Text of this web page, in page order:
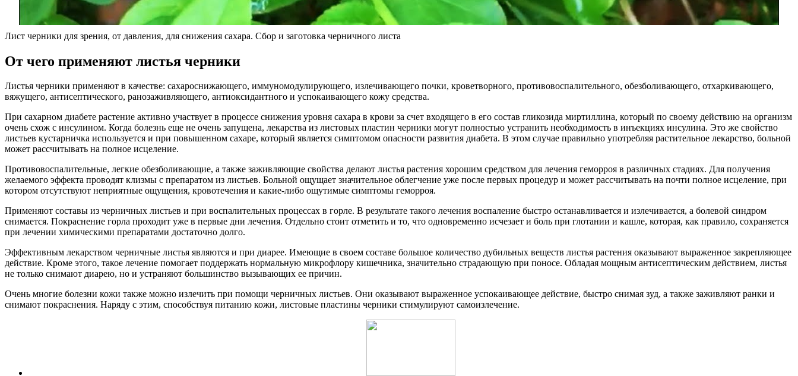
Лист черники для зрения, от давления, для снижения сахара. Сбор и заготовка черничного листа
От чего применяют листья черники
Листья черники применяют в качестве: сахароснижающего, иммуномодулирующего, излечивающего почки, кроветворного, противовоспалительного, обезболивающего, отхаркивающего,
вяжущего, антисептического, ранозаживляющего, антиоксидантного и успокаивающего кожу средства.
При сахарном диабете растение активно участвует в процессе снижения уровня сахара в крови за счет входящего в его состав гликозида миртиллина, который по своему действию на организм
очень схож с инсулином. Когда болезнь еще не очень запущена, лекарства из листовых пластин черники могут полностью устранить необходимость в инъекциях инсулина. Это же свойство
листьев кустарничка используется и при повышенном сахаре, который является симптомом опасности развития диабета. В этом случае правильно употребляя растительное лекарство, больной
может рассчитывать на полное исцеление.
Противовоспалительные, легкие обезболивающие, а также заживляющие свойства делают листья растения хорошим средством для лечения геморроя в различных стадиях. Для получения
желаемого эффекта проводят клизмы с препаратом из листьев. Больной ощущает значительное облегчение уже после первых процедур и может рассчитывать на почти полное исцеление, при
котором отсутствуют неприятные ощущения, кровотечения и какие-либо ощутимые симптомы геморроя.
Применяют составы из черничных листьев и при воспалительных процессах в горле. В результате такого лечения воспаление быстро останавливается и излечивается, а болевой синдром
снимается. Покраснение горла проходит уже в первые дни лечения. Отдельно стоит отметить и то, что одновременно исчезает и боль при глотании и кашле, которая, как правило, сохраняется
при лечении химическими препаратами достаточно долго.
Эффективным лекарством черничные листья являются и при диарее. Имеющие в своем составе большое количество дубильных веществ листья растения оказывают выраженное закрепляющее
действие. Кроме этого, такое лечение помогает поддержать нормальную микрофлору кишечника, значительно страдающую при поносе. Обладая мощным антисептическим действием, листья
не только снимают диарею, но и устраняют большинство вызывающих ее причин.
Очень многие болезни кожи также можно излечить при помощи черничных листьев. Они оказывают выраженное успокаивающее действие, быстро снимая зуд, а также заживляют ранки и
снимают покраснения. Наряду с этим, способствуя питанию кожи, листовые пластины черники стимулируют самоизлечение.